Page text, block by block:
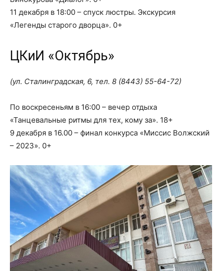
11 декабря в 18:00 – спуск люстры. Экскурсия
«Легенды старого дворца». 0+
ЦКиИ «Октябрь»
(ул. Сталинградская, 6, тел. 8 (8443) 55-64-72)
По воскресеньям в 16:00 – вечер отдыха
«Танцевальные ритмы для тех, кому за». 18+
9 декабря в 16.00 – финал конкурса «Миссис Волжский
– 2023». 0+